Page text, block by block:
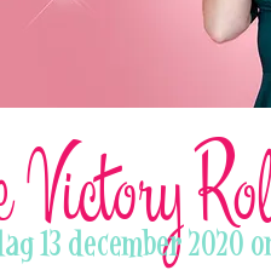
13 december 2020